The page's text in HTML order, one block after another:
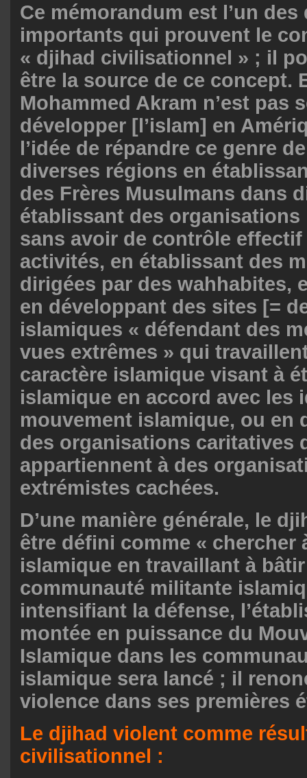
Ce mémorandum est l’un
importants qui prouvent le
« djihad civilisationnel » ; il
être la source de ce concept.
Mohammed Akram n’est pas
développer [l’islam] en
l’idée de répandre ce genre
diverses régions en
des Frères Musulmans dans
établissant des organisations
sans avoir de contrôle
activités, en établissant des
dirigées par des wahhabites,
en développant des sites [=
islamiques « défendant des
vues extrêmes » qui
caractère islamique visant à
islamique en accord avec les
mouvement islamique, ou en
des organisations caritatives
appartiennent à des
extrémistes cachées.
D’une manière générale, le
être défini comme « chercher
islamique en travaillant à
communauté militante
intensifiant la défense,
montée en puissance du
Islamique dans les
islamique sera lancé ; il
violence dans ses premières
Le djihad violent comme
civilisationnel :